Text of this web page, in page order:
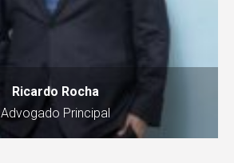
Ricardo Rocha
Advogado Principal